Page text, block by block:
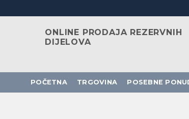
ONLINE PRODAJA REZERVNIH
DIJELOVA
POČETNA TRGOVINA POSEBNE